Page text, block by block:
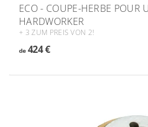
ECO - COUPE-HERBE POUR
HARDWORKER
+ 3 ZUM PREIS VON 2!
de424 €